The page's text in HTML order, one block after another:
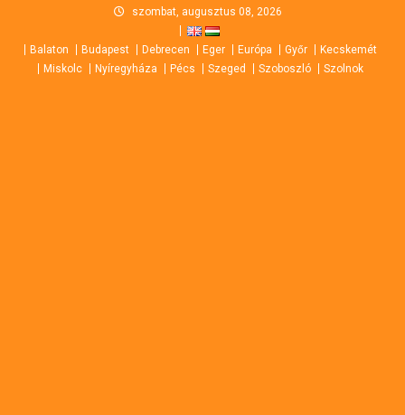
content
szombat, augusztus 08, 2026
Balaton Budapest Debrecen Eger Európa Győr
Kecskemét
Miskolc
Nyíregyháza Pécs Szeged Szoboszló Szolnok